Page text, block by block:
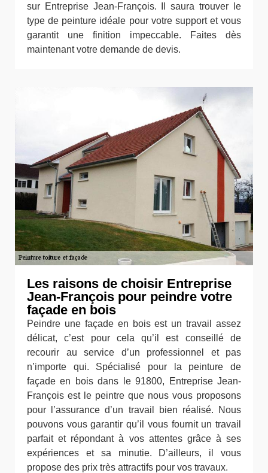
sur Entreprise Jean-François. Il saura trouver le
type de peinture idéale pour votre support et vous
garantit une finition impeccable. Faites dès
maintenant votre demande de devis.
Les raisons de choisir Entreprise
Jean-François pour peindre votre
façade en bois
Peindre une façade en bois est un travail assez
délicat, c’est pour cela qu’il est conseillé de
recourir au service d’un professionnel et pas
n’importe qui. Spécialisé pour la peinture de
façade en bois dans le 91800, Entreprise Jean-
François est le peintre que nous vous proposons
pour l’assurance d’un travail bien réalisé. Nous
pouvons vous garantir qu’il vous fournit un travail
parfait et répondant à vos attentes grâce à ses
expériences et sa minutie. D’ailleurs, il vous
propose des prix très attractifs pour vos travaux.